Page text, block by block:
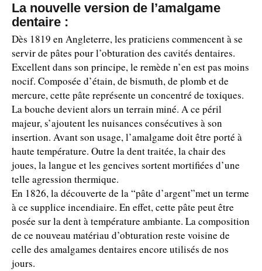
La nouvelle version de l’amalgame
dentaire :
Dès 1819 en Angleterre, les praticiens commencent à se
servir de pâtes pour l’obturation des cavités dentaires.
Excellent dans son principe, le remède n’en est pas moins
nocif. Composée d’étain, de bismuth, de plomb et de
mercure, cette pâte représente un concentré de toxiques.
La bouche devient alors un terrain miné. A ce péril
majeur, s’ajoutent les nuisances consécutives à son
insertion. Avant son usage, l’amalgame doit être porté à
haute température. Outre la dent traitée, la chair des
joues, la langue et les gencives sortent mortifiées d’une
telle agression thermique.
En 1826, la découverte de la “pâte d’argent”met un terme
à ce supplice incendiaire. En effet, cette pâte peut être
posée sur la dent à température ambiante. La composition
de ce nouveau matériau d’obturation reste voisine de
celle des amalgames dentaires encore utilisés de nos
jours.